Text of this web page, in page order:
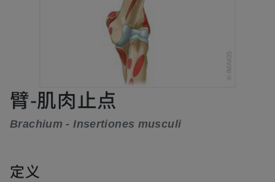
臂-肌肉止点
Brachium - Insertiones musculi
定义